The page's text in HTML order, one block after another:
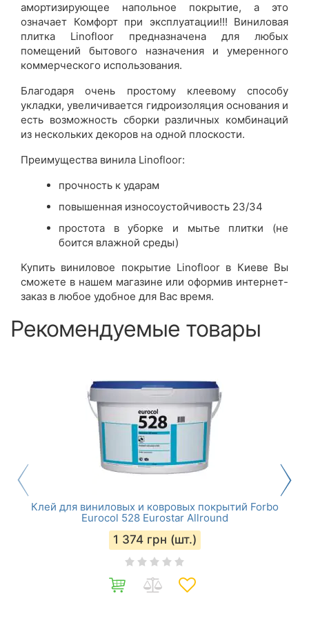
амортизирующее напольное покрытие, а это
означает Комфорт при эксплуатации!!! Виниловая
плитка Linofloor предназначена для любых
помещений бытового назначения и умеренного
коммерческого использования.
Благодаря очень простому клеевому способу
укладки, увеличивается гидроизоляция основания и
есть возможность сборки различных комбинаций
из нескольких декоров на одной плоскости.
Преимущества винила Linofloor:
прочность к ударам
повышенная износоустойчивость 23/34
простота в уборке и мытье плитки (не
боится влажной среды)
Купить виниловое покрытие Linofloor в Киеве Вы
сможете в нашем магазине или оформив интернет-
заказ в любое удобное для Вас время.
Рекомендуемые товары
Клей для виниловых и ковровых покрытий Forbo
Eurocol 528 Eurostar Allround
1 374 грн (шт.)